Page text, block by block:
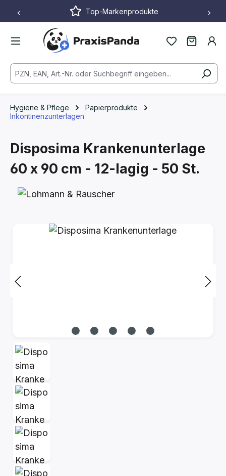
Zum Hauptinhalt springenTop-Markenprodukte
Hygiene & Pflege
Papierprodukte
Inkontinenzunterlagen
Disposima Krankenunterlage
60 x 90 cm - 12-lagig - 50 St.
Bildergalerie überspringen